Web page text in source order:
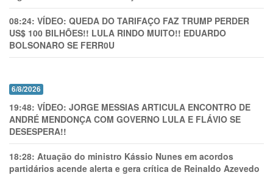
08:24: VÍDEO: QUEDA DO TARIFAÇO FAZ TRUMP PERDER
US$ 100 BILHÕES!! LULA RINDO MUITO!! EDUARDO
BOLSONARO SE FERR0U
6/8/2026
19:48: VÍDEO: JORGE MESSIAS ARTICULA ENCONTRO DE
ANDRÉ MENDONÇA COM GOVERNO LULA E FLÁVIO SE
DESESPERA!!
18:28: Atuação do ministro Kássio Nunes em acordos
partidários acende alerta e gera crítica de Reinaldo Azevedo